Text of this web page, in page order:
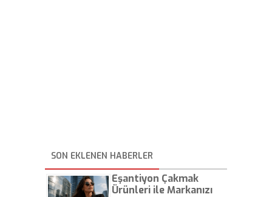
SON EKLENEN HABERLER
Eşantiyon Çakmak
Ürünleri ile Markanızı